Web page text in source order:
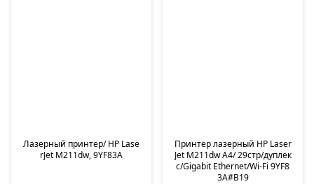
Лазерный принтер/ HP Lase
rJet M211dw, 9YF83A
Принтер лазерный HP Laser
Jet M211dw А4/ 29стр/дуплек
с/Gigabit Ethernet/Wi-Fi 9YF8
3A#B19